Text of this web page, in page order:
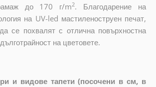
до 170 г/m2. Благодарение на
на UV-led мастиленоструен печат,
се похвалят с отлична повърхностна
на цветовете.
и видове тапети (посочени в см, в